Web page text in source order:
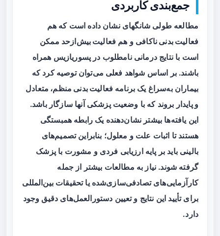
جمع‌بندی کاربردی
مطالعه طولی شانگهای نشان داده است که هم
فعالیت بدنی ناکافی و هم فعالیت بیش‌ازحد ممکن
است با نتایج درمانی نامطلوب در پسوریازیس همراه
باشند. بر اساس شواهد فعلی می‌توان توصیه کرد که
بیماران به‌سراغ یک برنامه فعالیت بدنی منظم، متعادل
و پایدار بروند که با وضعیت پزشکی آنها سازگار باشد.
این یافته‌ها بیشتر نشان‌دهنده یک رابطه همبستگی
هستند تا اثبات علت و معلول؛ بنابراین تصمیم‌های
بالینی باید بر پایه ارزیابی فردی و مشورت با پزشک
گرفته شوند. نیاز به مطالعات بیشتر از جمله
کارآزمایی‌های تصادفی‌سازی‌شده یا تحقیقات بین‌المللی
برای تأیید این نتایج و تعیین دستورالعمل‌های دقیق وجود
دارد.